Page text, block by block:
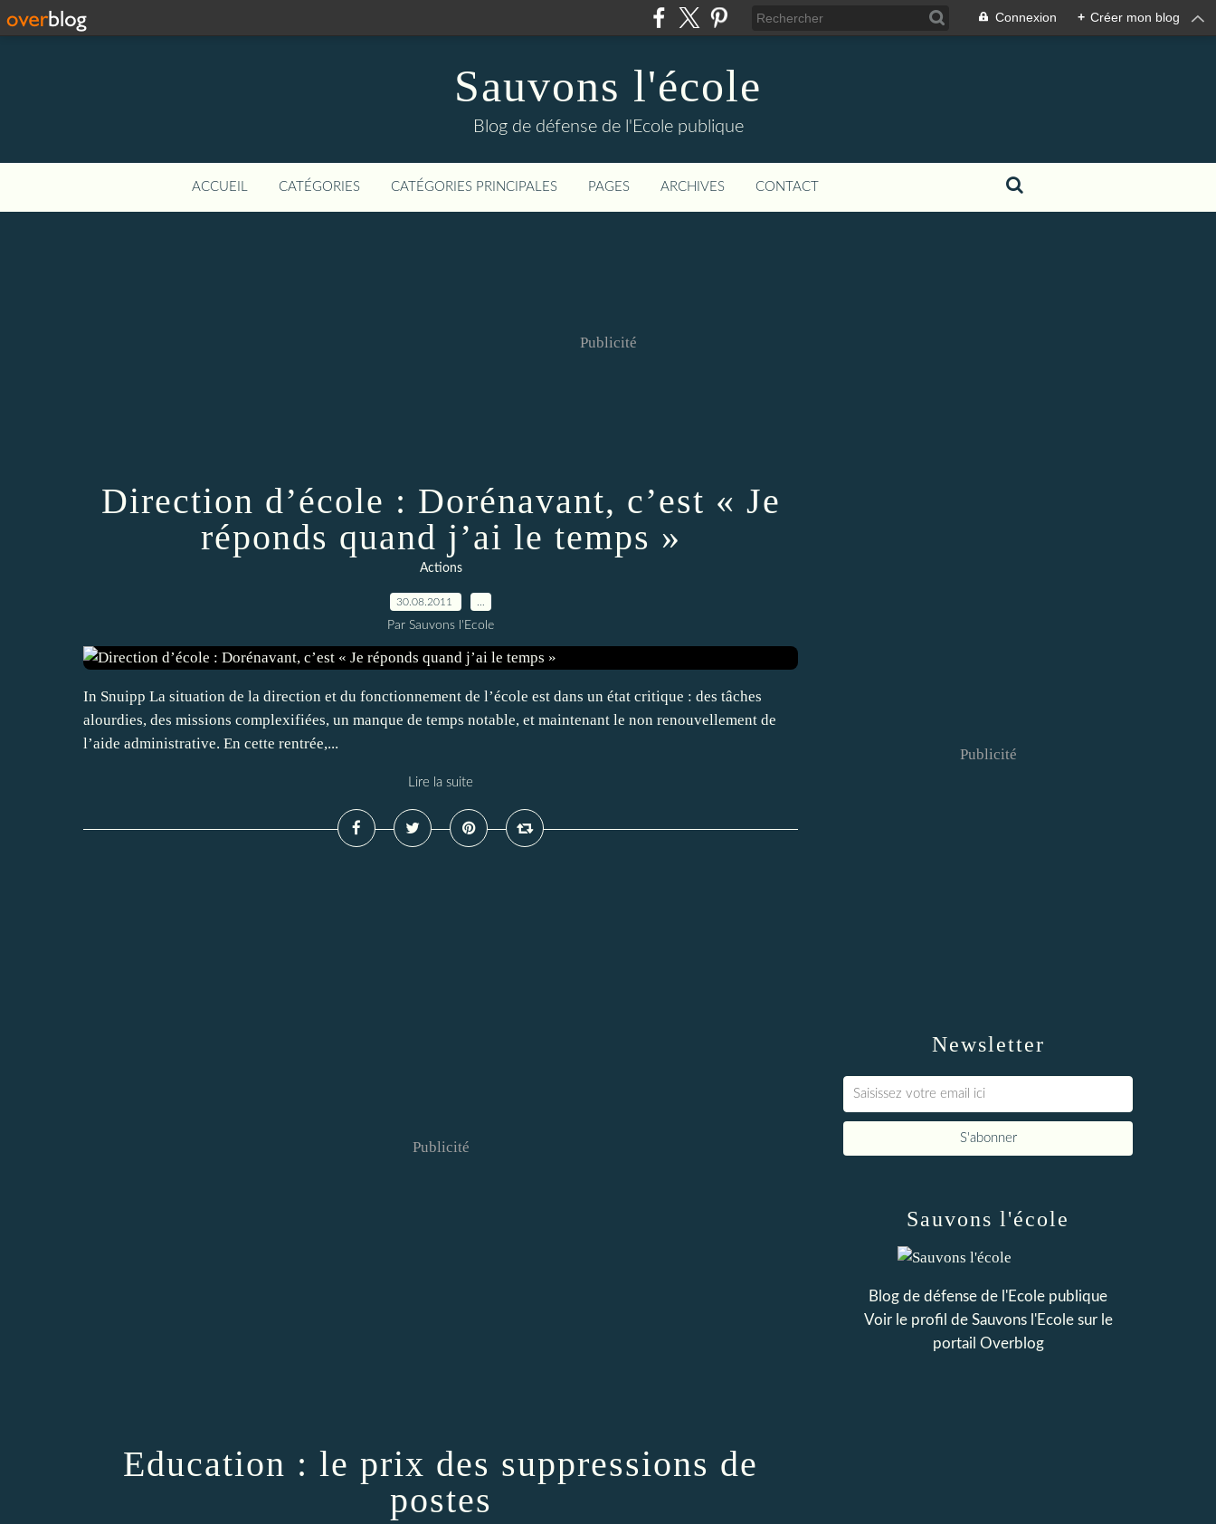
Connexion + Créer mon blog
Sauvons l'école
Blog de défense de l'Ecole publique
ACCUEIL CATÉGORIES CATÉGORIES PRINCIPALES PAGES ARCHIVES CONTACT
Publicité
Direction d’école : Dorénavant, c’est « Je
réponds quand j’ai le temps »
Actions
30.08.2011
Par Sauvons l'Ecole
In Snuipp La situation de la direction et du fonctionnement de l’école est dans un état critique : des tâches
alourdies, des missions complexifiées, un manque de temps notable, et maintenant le non renouvellement de
l’aide administrative. En cette rentrée,...
Lire la suite
Publicité
Education : le prix des suppressions de
postes
Newsletter
Publicité
Sauvons l'école
Blog de défense de l'Ecole publique
Voir le profil de Sauvons l'Ecolesur le
portail Overblog